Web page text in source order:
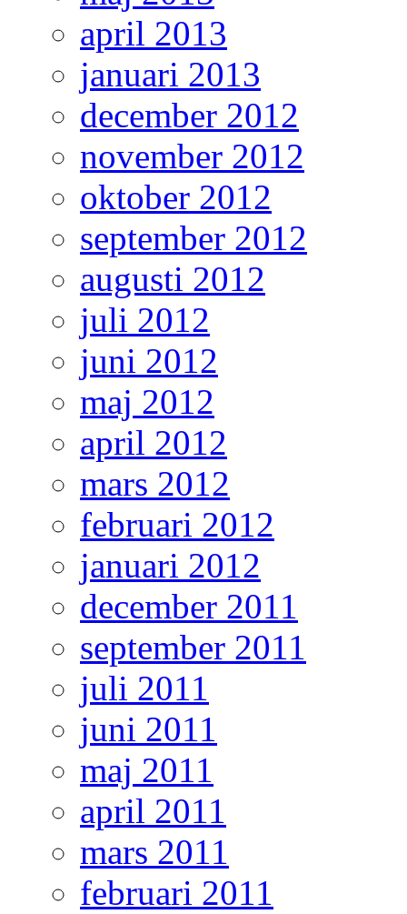
april 2013
januari 2013
december 2012
november 2012
oktober 2012
september 2012
augusti 2012
juli 2012
juni 2012
maj 2012
april 2012
mars 2012
februari 2012
januari 2012
december 2011
september 2011
juli 2011
juni 2011
maj 2011
april 2011
mars 2011
februari 2011